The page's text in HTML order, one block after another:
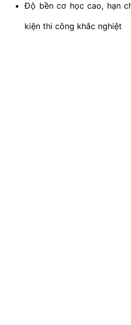
Độ bền cơ học cao, hạn
kiện thi công khắc nghiệt